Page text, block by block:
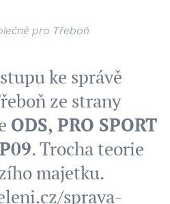
pro Třeboň
ke správě
ze strany
ODS, PRO SPORT
. Trocha teorie
majetku.
sprava-